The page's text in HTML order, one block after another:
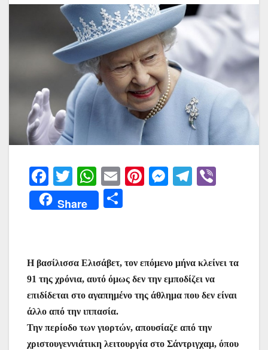
F
a
c
b
o
o
k
T
w
itt
W
h
at
A
p
p
E
m
ai
Pi
st
M
n
g
T
m
Share
α
σ
τε
ε
Η βασίλισσα Ελισάβετ, τον επόμενο μήνα κλείνει τα
91 της χρόνια, αυτό όμως δεν την εμποδίζει να
επιδίδεται στο αγαπημένο της άθλημα που δεν είναι
άλλο από την ιππασία.
Την περίοδο των γιορτών, απουσίαζε από την
χριστουγεννιάτικη λειτουργία στο Σάντριγχαμ, όπου